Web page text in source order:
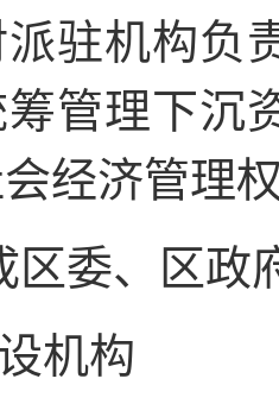
派驻机构负
管理下沉
经济管理
区委、区政
机构